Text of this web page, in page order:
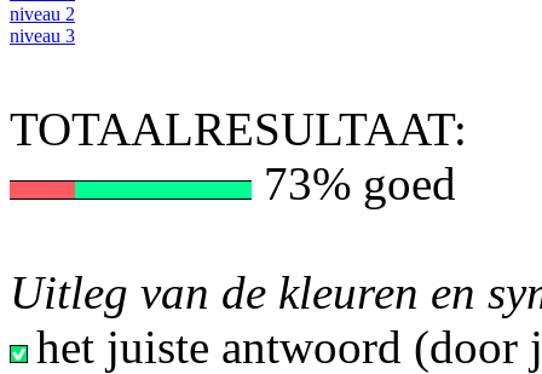
niveau 2
niveau 3
TOTAALRESULTAAT:
73% goed
Uitleg van de kleuren en
het juiste antwoord (door